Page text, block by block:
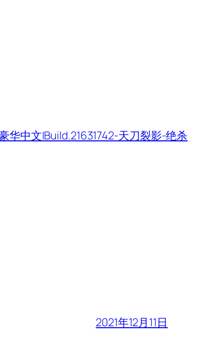
华中文|Build.21631742-天刀裂影-绝杀
2021年12月11日